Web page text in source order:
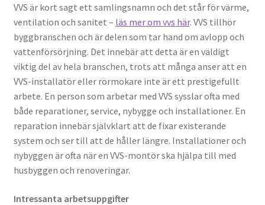
Så lyckas du med en fasadrenovering som håller länge
Vad är nackdelarna med att ha mossa på takpannor?
VVS är kort sagt ett samlingsnamn och det står för värme,
ventilation och sanitet – läs mer om vvs här. VVS tillhör
byggbranschen och är delen som tar hand om avlopp och
vattenförsörjning. Det innebär att detta är en väldigt
viktig del av hela branschen, trots att många anser att en
VVS-installatör eller rörmokare inte är ett prestigefullt
arbete. En person som arbetar med VVS sysslar ofta med
både reparationer, service, nybygge och installationer. En
reparation innebär självklart att de fixar existerande
system och ser till att de håller längre. Installationer och
nybyggen är ofta när en VVS-montör ska hjälpa till med
husbyggen och renoveringar.
Intressanta arbetsuppgifter